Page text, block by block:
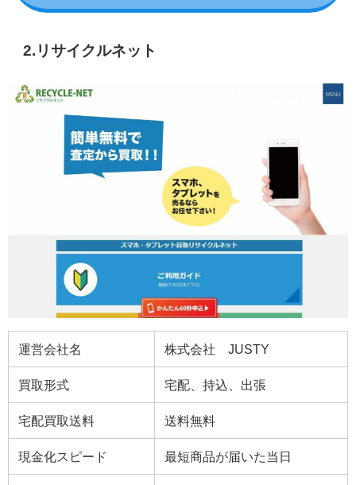
2.リサイクルネット
運営会社名 株式会社 JUSTY
買取形式 宅配、持込、出張
宅配買取送料 送料無料
現金化スピード 最短商品が届いた当日